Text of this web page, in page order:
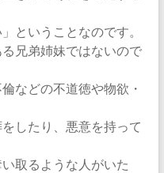
ということなのです。
兄弟姉妹ではないので
などの不道徳や物欲・
したり、悪意を持って
取るような人がいた